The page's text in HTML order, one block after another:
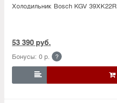
Холодильник Bosсh KGV 39XK22R
53 390 руб.
Бонусы: 0 р. ?
